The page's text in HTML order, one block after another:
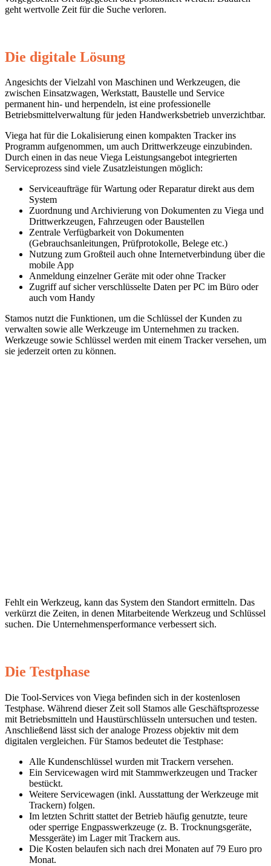
geht wertvolle Zeit für die Suche verloren.
Die digitale Lösung
Angesichts der Vielzahl von Maschinen und Werkzeugen, die
zwischen Einsatzwagen, Werkstatt, Baustelle und Service
permanent hin- und herpendeln, ist eine professionelle
Betriebsmittelverwaltung für jeden Handwerksbetrieb unverzichtbar.
Viega hat für die Lokalisierung einen kompakten Tracker ins
Programm aufgenommen, um auch Drittwerkzeuge einzubinden.
Durch einen in das neue Viega Leistungsangebot integrierten
Serviceprozess sind viele Zusatzleistungen möglich:
Serviceaufträge für Wartung oder Reparatur direkt aus dem
System
Zuordnung und Archivierung von Dokumenten zu Viega und
Drittwerkzeugen, Fahrzeugen oder Baustellen
Zentrale Verfügbarkeit von Dokumenten
(Gebrauchsanleitungen, Prüfprotokolle, Belege etc.)
Nutzung zum Großteil auch ohne Internetverbindung über die
mobile App
Anmeldung einzelner Geräte mit oder ohne Tracker
Zugriff auf sicher verschlüsselte Daten per PC im Büro oder
auch vom Handy
Stamos nutzt die Funktionen, um die Schlüssel der Kunden zu
verwalten sowie alle Werkzeuge im Unternehmen zu tracken.
Werkzeuge sowie Schlüssel werden mit einem Tracker versehen, um
sie jederzeit orten zu können.
Fehlt ein Werkzeug, kann das System den Standort ermitteln. Das
verkürzt die Zeiten, in denen Mitarbeitende Werkzeug und Schlüssel
suchen. Die Unternehmensperformance verbessert sich.
Die Testphase
Die Tool-Services von Viega befinden sich in der kostenlosen
Testphase. Während dieser Zeit soll Stamos alle Geschäftsprozesse
mit Betriebsmitteln und Haustürschlüsseln untersuchen und testen.
Anschließend lässt sich der analoge Prozess objektiv mit dem
digitalen vergleichen. Für Stamos bedeutet die Testphase:
Alle Kundenschlüssel wurden mit Trackern versehen.
Ein Servicewagen wird mit Stammwerkzeugen und Tracker
bestückt.
Weitere Servicewagen (inkl. Ausstattung der Werkzeuge mit
Trackern) folgen.
Im letzten Schritt stattet der Betrieb häufig genutzte, teure
oder sperrige Engpasswerkzeuge (z. B. Trocknungsgeräte,
Messgeräte) im Lager mit Trackern aus.
Die Kosten belaufen sich nach drei Monaten auf 79 Euro pro
Monat.